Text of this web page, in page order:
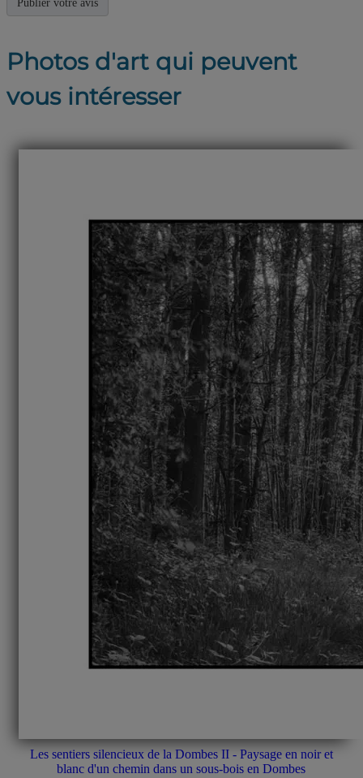
Photos d'art qui peuvent
vous intéresser
Les sentiers silencieux de la Dombes II - Paysage en noir et
blanc d'un chemin dans un sous-bois en Dombes